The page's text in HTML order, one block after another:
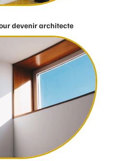
devenir architecte